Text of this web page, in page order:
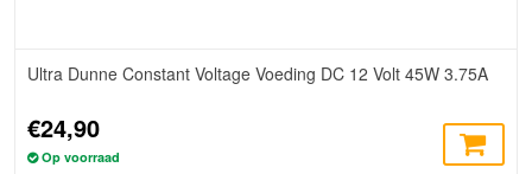
Ultra Dunne Constant Voltage Voeding DC 12 Volt 45W 3.75A
€24,90
Op voorraad